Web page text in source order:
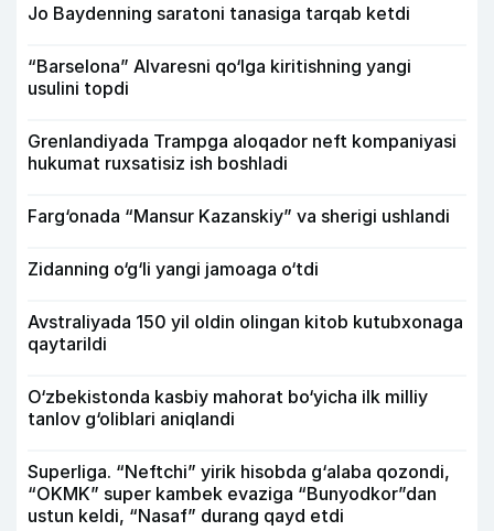
Jo Baydenning saratoni tanasiga tarqab ketdi
“Barselona” Alvaresni qo‘lga kiritishning yangi
usulini topdi
Grenlandiyada Trampga aloqador neft kompaniyasi
hukumat ruxsatisiz ish boshladi
Farg‘onada “Mansur Kazanskiy” va sherigi ushlandi
Zidanning o‘g‘li yangi jamoaga o‘tdi
Avstraliyada 150 yil oldin olingan kitob kutubxonaga
qaytarildi
O‘zbekistonda kasbiy mahorat bo‘yicha ilk milliy
tanlov g‘oliblari aniqlandi
Superliga. “Neftchi” yirik hisobda g‘alaba qozondi,
“OKMK” super kambek evaziga “Bunyodkor”dan
ustun keldi, “Nasaf” durang qayd etdi